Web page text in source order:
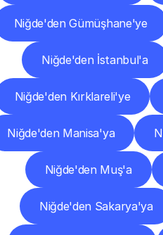
Niğde'den Gümüşhane'ye
Niğde'den İstanbul'a
Niğde'den Kırklareli'ye
Niğde'den Manisa'ya
Niğde'den Muş'a
Niğde'den Sakarya'ya